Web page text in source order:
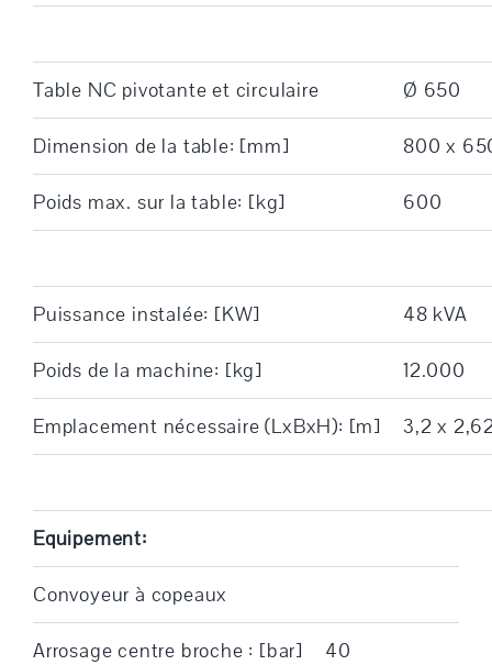
Table NC pivotante et circulaire Ø 650
Dimension de la table: [mm] 800 x
Poids max. sur la table: [kg] 600
Puissance instalée: [KW] 48 kVA
Poids de la machine: [kg] 12.000
Emplacement nécessaire (LxBxH): [m] 3,2 x
Equipement:
Convoyeur à copeaux
Arrosage centre broche : [bar] 40